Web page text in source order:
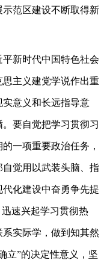
范区建设不断取得新
新时代中国特色社会
主义建党学说作出重
意义和长远指导意
要自觉把学习贯彻习
一项重要政治任务，
觉用以武装头脑、指
化建设中奋勇争先提
速兴起学习贯彻热
实际学，做到知其然
立”的决定性意义，坚